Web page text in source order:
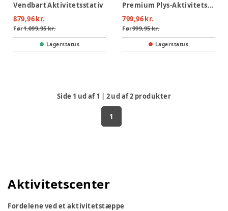
Vendbart Aktivitetsstativ
879,96 kr.
Før1.099,95 kr.
Lagerstatus
Premium Plys-Aktivitetstæppe
799,96 kr.
Før999,95 kr.
Lagerstatus
Side 1 ud af1 | 2ud af2 produkter
1
Aktivitetscenter
Fordelene ved et aktivitetstæppe